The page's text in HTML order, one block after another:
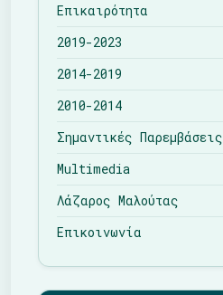
Επικαιρότητα
2019-2023
2014-2019
2010-2014
Σημαντικές Παρεμβάσεις
Multimedia
Λάζαρος Μαλούτας
Επικοινωνία